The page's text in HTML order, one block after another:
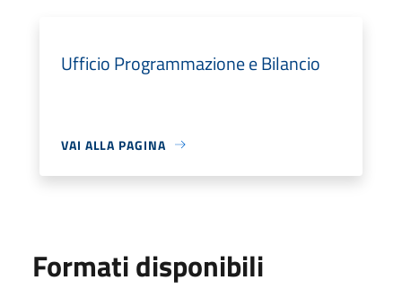
Ufficio Programmazione e Bilancio
VAI ALLA PAGINA
Formati disponibili